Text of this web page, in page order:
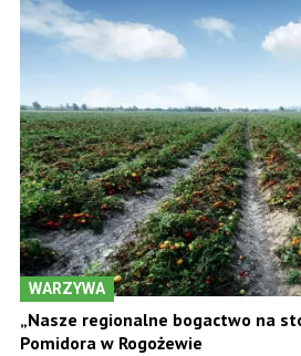
WARZYWA
„Nasze regionalne bogactwo na
Pomidora w Rogożewie